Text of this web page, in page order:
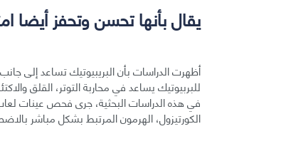
يقال بأنها تحسن وتحفز أيضا
أظهرت الدراسات بأن البريبيوتيك تساعد إلى
للبربيوتيك يساعد في محاربة التوتر، القلق
في هذه الدراسات البحثية، جرى فحص عينات
الكورتيزول، الهرمون المرتبط بشكل مباشر